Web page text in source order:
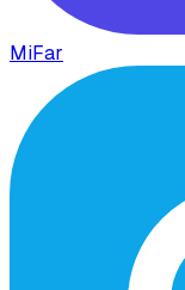
MiFar